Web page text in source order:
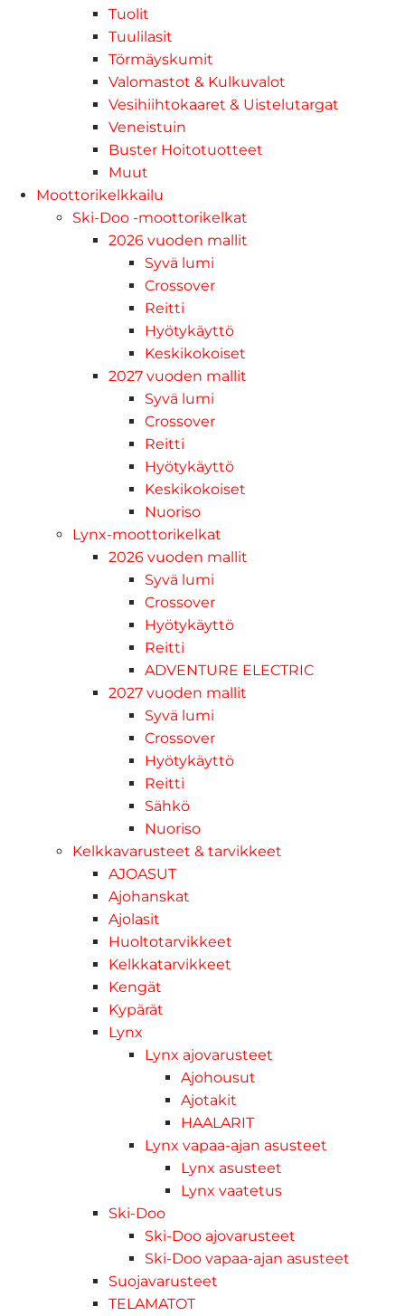
Tuolit
Tuulilasit
Törmäyskumit
Valomastot & Kulkuvalot
Vesihiihtokaaret & Uistelutargat
Veneistuin
Buster Hoitotuotteet
Muut
Moottorikelkkailu
Ski-Doo -moottorikelkat
2026 vuoden mallit
Syvä lumi
Crossover
Reitti
Hyötykäyttö
Keskikokoiset
2027 vuoden mallit
Syvä lumi
Crossover
Reitti
Hyötykäyttö
Keskikokoiset
Nuoriso
Lynx-moottorikelkat
2026 vuoden mallit
Syvä lumi
Crossover
Hyötykäyttö
Reitti
ADVENTURE ELECTRIC
2027 vuoden mallit
Syvä lumi
Crossover
Hyötykäyttö
Reitti
Sähkö
Nuoriso
Kelkkavarusteet & tarvikkeet
AJOASUT
Ajohanskat
Ajolasit
Huoltotarvikkeet
Kelkkatarvikkeet
Kengät
Kypärät
Lynx
Lynx ajovarusteet
Ajohousut
Ajotakit
HAALARIT
Lynx vapaa-ajan asusteet
Lynx asusteet
Lynx vaatetus
Ski-Doo
Ski-Doo ajovarusteet
Ski-Doo vapaa-ajan asusteet
Suojavarusteet
TELAMATOT